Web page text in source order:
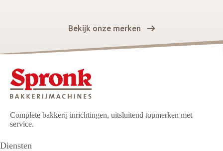
Bekijk onze merken
Complete bakkerij inrichtingen, uitsluitend topmerken met
service.
Diensten